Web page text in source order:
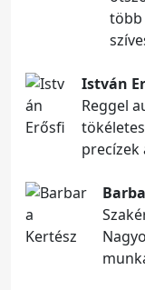
több
István
Reggel
precízek